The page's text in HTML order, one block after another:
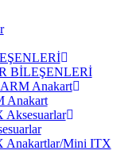
BİLEŞENLERİ
Anakart
Anakart
Mini ITX